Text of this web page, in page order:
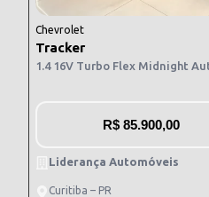
Chevrolet
Tracker
1.4 16V Turbo Flex Midnight
R$ 85.900,00
Liderança Automóveis
Curitiba – PR